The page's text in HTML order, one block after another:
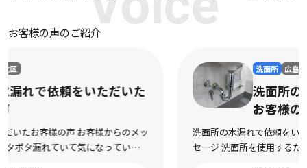
お客様の声のご紹介
洗面所の水漏れで依頼をいただいた
洗面所の水漏れで依頼をいただいたお客様の声 お客様からのメッ
セージ 洗面所を使用するたびに水漏れしてしまい、不安になって